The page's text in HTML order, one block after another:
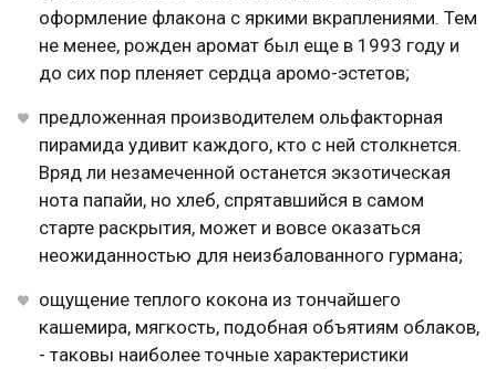
оформление флакона с яркими вкраплениями. Тем
не менее, рожден аромат был еще в 1993 году и
до сих пор пленяет сердца аромо-эстетов;
предложенная производителем ольфакторная
пирамида удивит каждого, кто с ней столкнется.
Вряд ли незамеченной останется экзотическая
нота папайи, но хлеб, спрятавшийся в самом
старте раскрытия, может и вовсе оказаться
неожиданностью для неизбалованного гурмана;
ощущение теплого кокона из тончайшего
кашемира, мягкость, подобная объятиям облаков,
- таковы наиболее точные характеристики